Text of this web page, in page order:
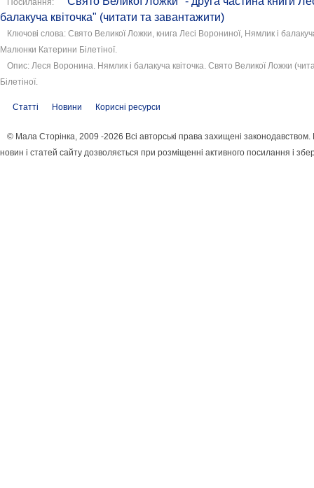
балакуча квіточка" (читати та завантажити)
Ключові слова: Свято Великої Ложки, книга Лесі Ворониної, Нямлик і
Малюнки Катерини Білетіної.
Опис: Леся Воронина. Нямлик і балакуча квіточка. Свято Великої Ложки
Білетіної.
Статті Новини Корисні ресурси
© Мала Сторінка, 2009 -2026 Всі авторські права захищені
новин і статей сайту дозволяється при розміщенні активного посилання і